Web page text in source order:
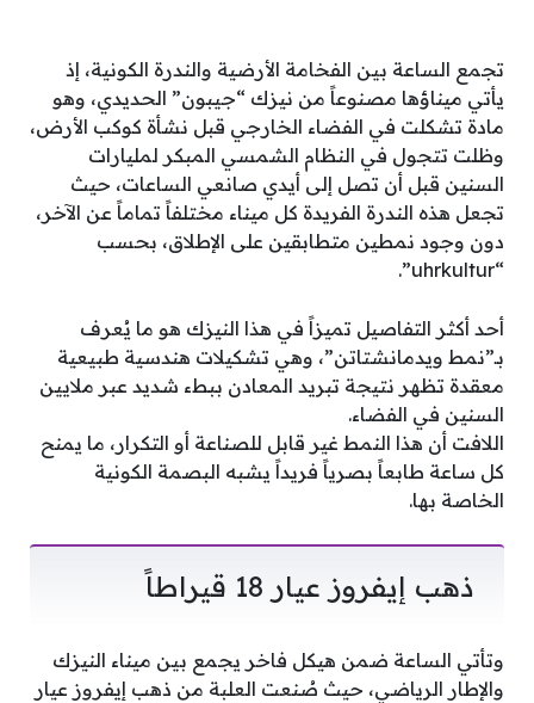
تجمع الساعة بين الفخامة الأرضية والندرة الكونية، إذ
يأتي ميناؤها مصنوعاً من نيزك “جيبون” الحديدي، وهو
مادة تشكلت في الفضاء الخارجي قبل نشأة كوكب الأرض،
وظلت تتجول في النظام الشمسي المبكر لمليارات
السنين قبل أن تصل إلى أيدي صانعي الساعات، حيث
تجعل هذه الندرة الفريدة كل ميناء مختلفاً تماماً عن الآخر،
دون وجود نمطين متطابقين على الإطلاق، بحسب
“uhrkultur”.
أحد أكثر التفاصيل تميزاً في هذا النيزك هو ما يُعرف
بـ”نمط ويدمانشتاتن”، وهي تشكيلات هندسية طبيعية
معقدة تظهر نتيجة تبريد المعادن ببطء شديد عبر ملايين
السنين في الفضاء.
اللافت أن هذا النمط غير قابل للصناعة أو التكرار، ما يمنح
كل ساعة طابعاً بصرياً فريداً يشبه البصمة الكونية
الخاصة بها.
ذهب إيفروز عيار 18 قيراطاً
وتأتي الساعة ضمن هيكل فاخر يجمع بين ميناء النيزك
والإطار الرياضي، حيث صُنعت العلبة من ذهب إيفروز عيار